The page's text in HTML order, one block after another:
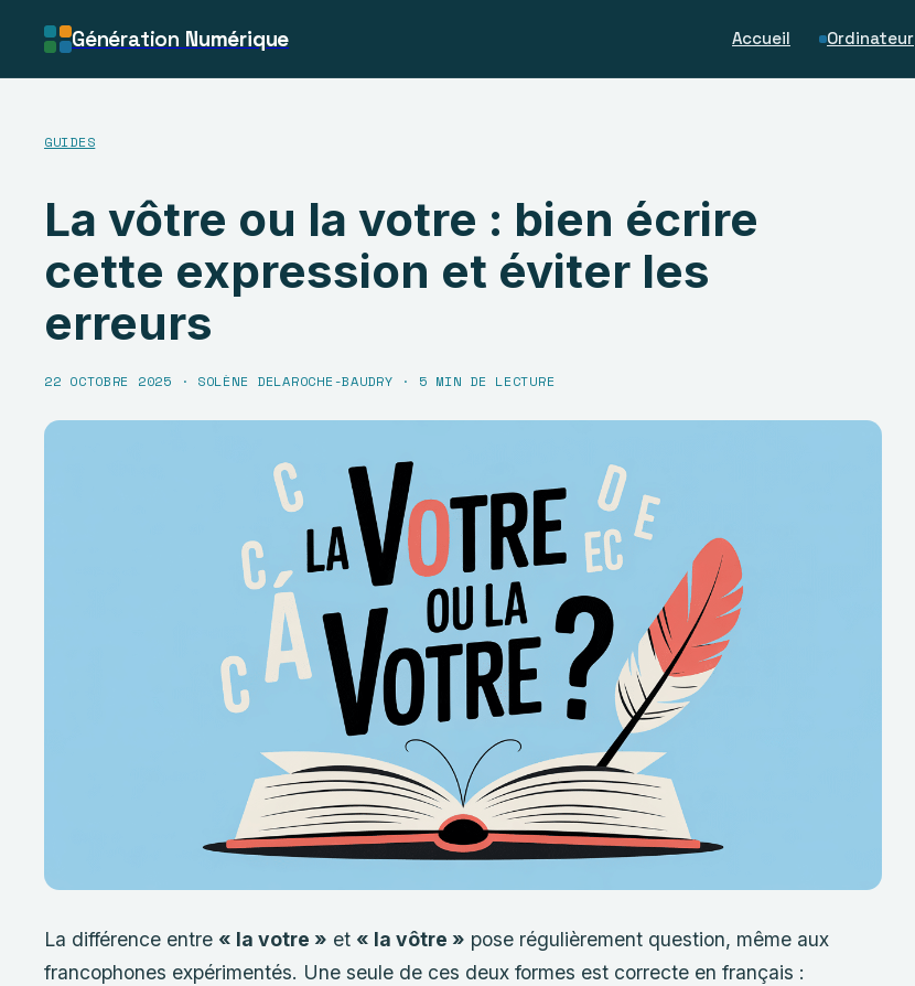
Génération Numérique Accueil Ordinateur
GUIDES
La vôtre ou la votre : bien écrire
cette expression et éviter les
erreurs
22 OCTOBRE 2025 · SOLÈNE DELAROCHE-BAUDRY · 5 MIN DE LECTURE
La différence entre « la votre » et « la vôtre » pose régulièrement question, même aux
francophones expérimentés. Une seule de ces deux formes est correcte en français :